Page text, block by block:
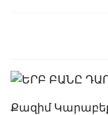
Քազիմ